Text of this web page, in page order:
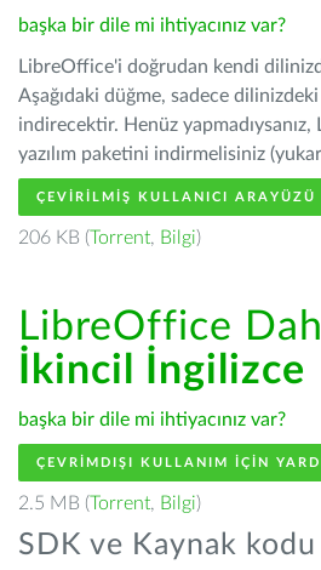
başka bir dile mi ihtiyacınız var?
LibreOffice'i doğrudan kendi
Aşağıdaki düğme, sadece
indirecektir. Henüz yapmadıysanız,
yazılım paketini indirmelisiniz
ÇEVIRILMIŞ KULLANICI ARAYÜZÜ
206 KB (Torrent, Bilgi)
LibreOffice
İkincil İngilizce
başka bir dile mi ihtiyacınız var?
ÇEVRIMDIŞI KULLANIM IÇIN
2.5 MB (Torrent, Bilgi)
SDK ve Kaynak kodu